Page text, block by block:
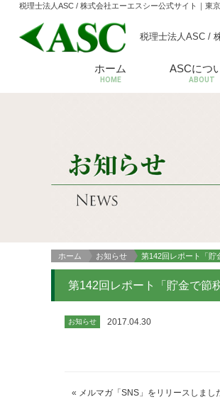
税理士法人ASC / 株式会社エーエスシー公式サイト ｜東
税理士法人ASC /
ホーム
HOME
ASCにつ
ABOUT
ホーム お知らせ 第142回レポート「貯
第142回レポート「貯金で節
お知らせ 2017.04.30
« メルマガ「SNS」をリリースしまし